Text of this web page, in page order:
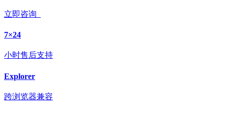
立即咨询
7×24
小时售后支持
Explorer
跨浏览器兼容